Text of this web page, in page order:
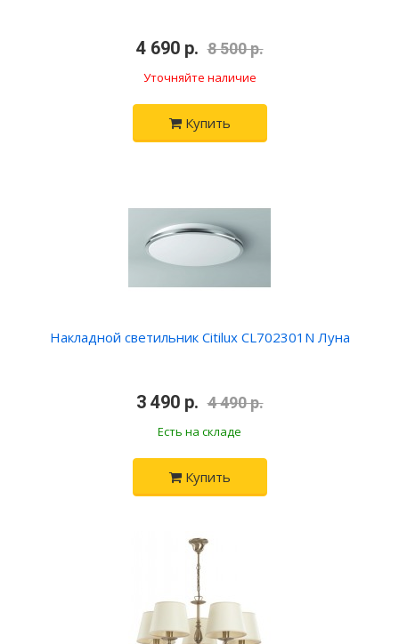
4 690 р. 8 500 р.
Уточняйте наличие
Купить
Накладной светильник Citilux CL702301N Луна
3 490 р. 4 490 р.
Есть на складе
Купить